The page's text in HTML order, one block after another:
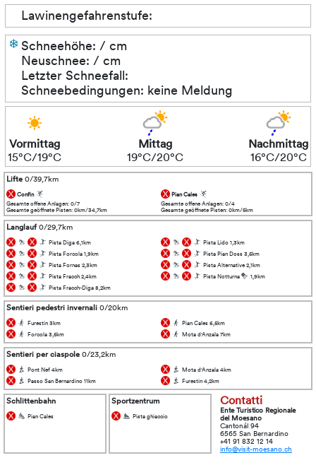
Lawinengefahrenstufe:
Schneehöhe: / cm
Neuschnee: / cm
Letzter Schneefall:
Schneebedingungen: keine Meldung
Vormittag
15°C/19°C
Mittag
19°C/20°C
Nachmittag
16°C/20°C
Lifte 0/39,7km
Confin
Gesamte offene Anlagen: 0/7
Gesamte geöffnete Pisten: 0km/34,7km
Pian Cales
Gesamte offene Anlagen: 0/4
Gesamte geöffnete Pisten: 0km/5km
Langlauf 0/29,7km
Pista Diga 6,1km
Pista Forcola 1,9km
Pista Fornas 2,3km
Pista Fracch 2,4km
Pista Fracch-Diga 8,2km
Pista Lido 1,3km
Pista Pian Doss 3,5km
Pista Alternative 2,1km
Pista Notturna
1,9km
Sentieri pedestri invernali 0/20km
Furestin 3km
Forcola 3,5km
Pian Cales 6,5km
Mota d'Anzala 7km
Sentieri per ciaspole 0/23,2km
Pont Nef 4km
Passo San Bernardino 11km
Mota d'Anzala 4km
Furestin 4,2km
Schlittenbahn
Pian Cales
Sportzentrum
Pista ghiaccio
Contatti
Ente Turistico Regionale
del Moesano
Cantonál 94
6565 San Bernardino
+41 91 832 12 14
info@visit-moesano.ch